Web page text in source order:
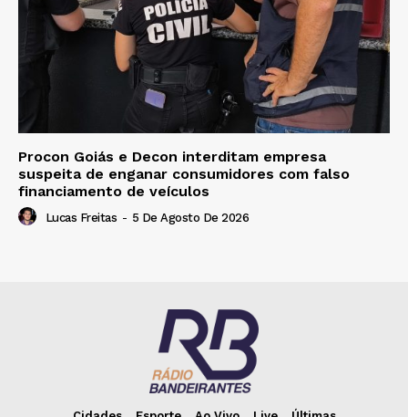
Procon Goiás e Decon interditam empresa
suspeita de enganar consumidores com falso
financiamento de veículos
Lucas Freitas - 5 De Agosto De 2026